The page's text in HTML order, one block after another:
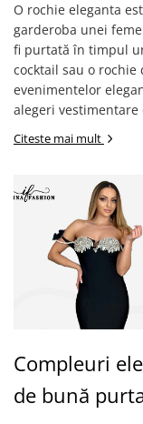
O rochie eleganta
garderoba unei
fi purtată în timpul
cocktail sau o
evenimentelor
alegeri
Citeste mai mult
Compleuri
de bună